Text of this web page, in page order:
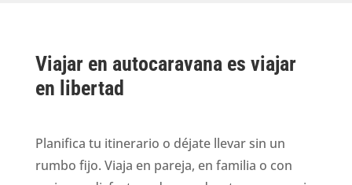
Viajar en autocaravana es viajar
en libertad
Planifica tu itinerario o déjate llevar sin un
rumbo fijo. Viaja en pareja, en familia o con